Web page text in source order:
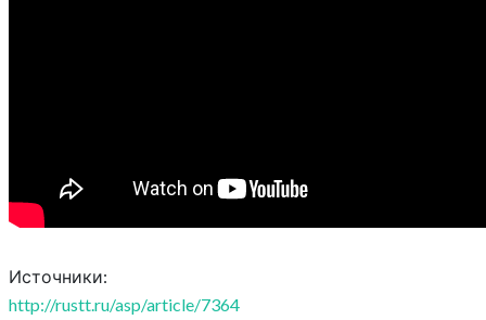
Источники:
http://rustt.ru/asp/article/7364